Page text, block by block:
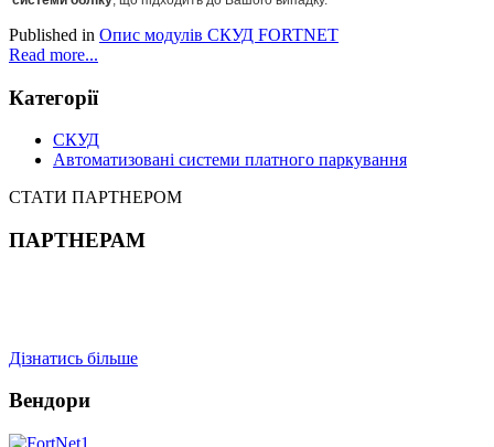
Published in Опис модулів СКУД FORTNET
Read more...
Категорії
СКУД
Автоматизовані системи платного паркування
СТАТИ ПАРТНЕРОМ
ПАРТНЕРАМ
Дізнатись більше
Вендори